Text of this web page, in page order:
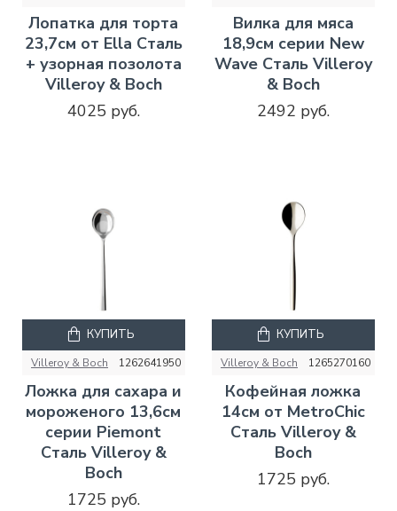
Лопатка для торта
23,7см от Ella Сталь
+ узорная позолота
Villeroy & Boch
4025 руб.
Вилка для мяса
18,9см серии New
Wave Сталь Villeroy
& Boch
2492 руб.
Villeroy & Boch 1262641950
Ложка для сахара и
мороженого 13,6см
серии Piemont
Сталь Villeroy &
Boch
1725 руб.
КУПИТЬ
Villeroy & Boch 1265270160
Кофейная ложка
14см от MetroChic
Сталь Villeroy &
Boch
1725 руб.
КУПИТЬ